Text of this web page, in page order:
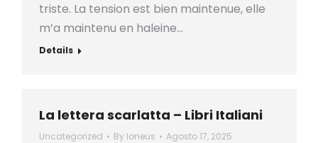
triste. La tension est bien maintenue, elle
m’a maintenu en haleine…
Details
La lettera scarlatta – Libri Italiani
Uncategorized By loneus Agosto 17, 2025